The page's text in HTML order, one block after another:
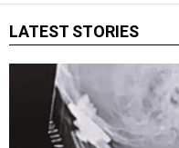
LATEST STORIES